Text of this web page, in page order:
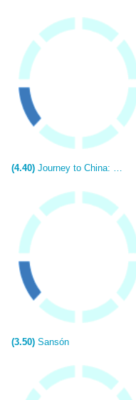
(4.40) Journey to China: The Mystery of Iron Mask
(3.50) Sansón